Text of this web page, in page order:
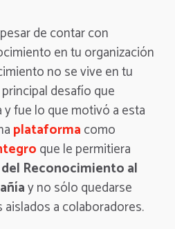
de contar con
en tu organización
no se vive en tu
desafío que
fue lo que motivó a esta
plataformacomo
que le permitiera
Reconocimiento al
y no sólo quedarse
a colaboradores.